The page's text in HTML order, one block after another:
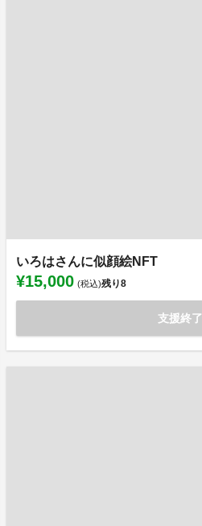
いろはさんに似顔絵NFT
¥15,000 (税込)残り8
支援終了